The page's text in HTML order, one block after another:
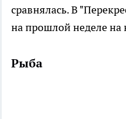
сравнялась. В
на прошлой неделе на
Рыба